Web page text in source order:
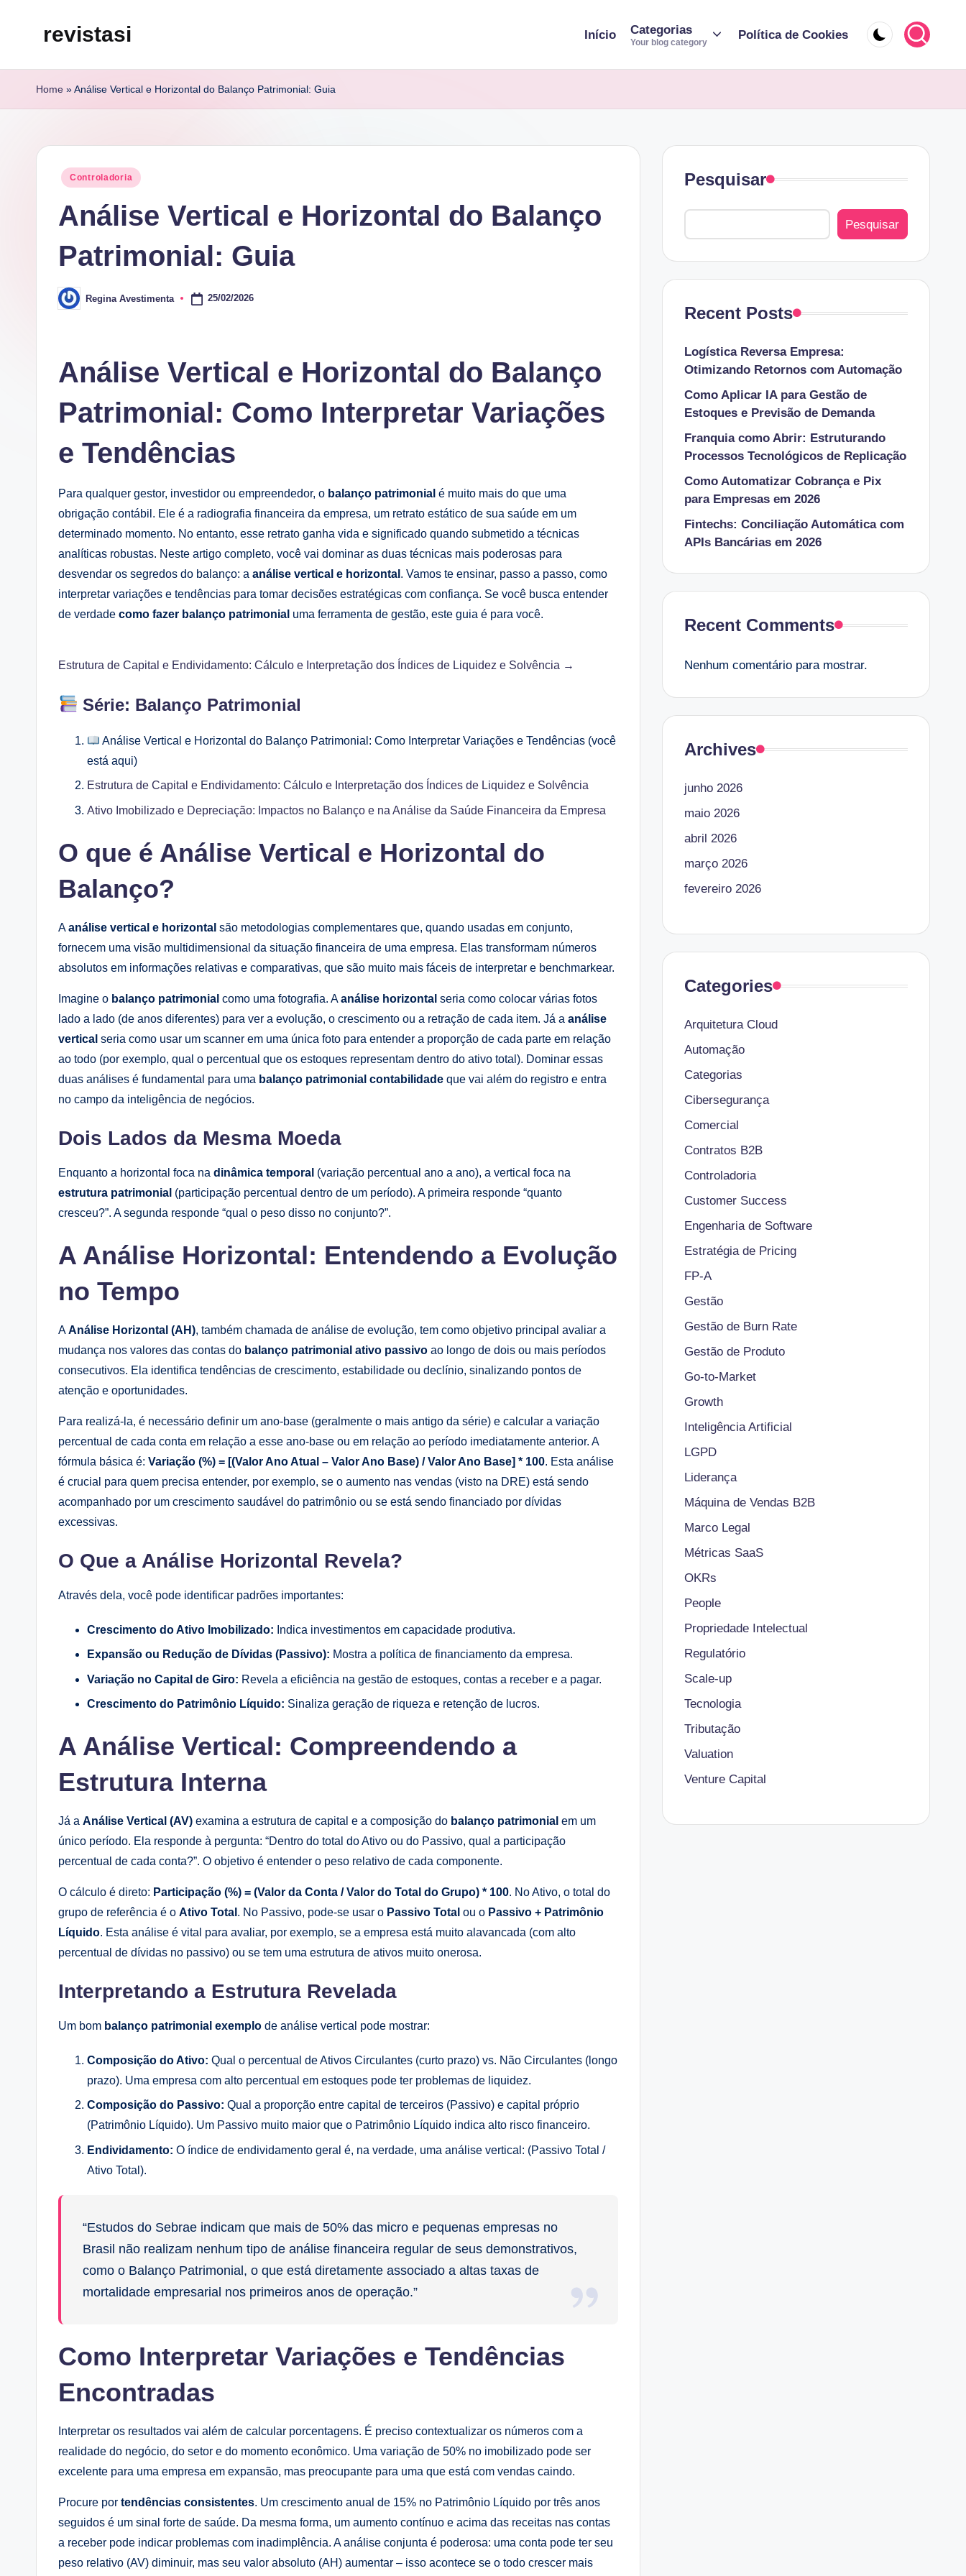
revistasi
mais
atualizado
conteúdo
internet.
Início Categorias
Your blog category
Política de Cookies
Home »Análise Vertical e Horizontal do Balanço Patrimonial: Guia
Posted
Controladoria
Análise Vertical e Horizontal do Balanço
Patrimonial: Guia
Posted
by
Regina Avestimenta 25/02/2026
Análise Vertical e Horizontal do Balanço
Patrimonial: Como Interpretar Variações
e Tendências
Para qualquer gestor, investidor ou empreendedor, o balanço patrimonial é muito mais do que uma
obrigação contábil. Ele é a radiografia financeira da empresa, um retrato estático de sua saúde em um
determinado momento. No entanto, esse retrato ganha vida e significado quando submetido a técnicas
analíticas robustas. Neste artigo completo, você vai dominar as duas técnicas mais poderosas para
desvendar os segredos do balanço: a análise vertical e horizontal . Vamos te ensinar, passo a passo, como
interpretar variações e tendências para tomar decisões estratégicas com confiança. Se você busca entender
de verdade como fazer balanço patrimonial uma ferramenta de gestão, este guia é para você.
Estrutura de Capital e Endividamento: Cálculo e Interpretação dos Índices de Liquidez e Solvência →
Série: Balanço Patrimonial
Análise Vertical e Horizontal do Balanço Patrimonial: Como Interpretar Variações e Tendências (você
está aqui)
Estrutura de Capital e Endividamento: Cálculo e Interpretação dos Índices de Liquidez e Solvência
Ativo Imobilizado e Depreciação: Impactos no Balanço e na Análise da Saúde Financeira da Empresa
O que é Análise Vertical e Horizontal do
Balanço?
Aanálise vertical e horizontal são metodologias complementares que, quando usadas em conjunto,
fornecem uma visão multidimensional da situação financeira de uma empresa. Elas transformam números
absolutos em informações relativas e comparativas, que são muito mais fáceis de interpretar e benchmarkear.
Imagine o balanço patrimonial como uma fotografia. Aanálise horizontal seria como colocar várias fotos
lado a lado (de anos diferentes) para ver a evolução, o crescimento ou a retração de cada item. Já a análise
vertical seria como usar um scanner em uma única foto para entender a proporção de cada parte em relação
ao todo (por exemplo, qual o percentual que os estoques representam dentro do ativo total). Dominar essas
duas análises é fundamental para uma balanço patrimonial contabilidade que vai além do registro e entra
no campo da inteligência de negócios.
Dois Lados da Mesma Moeda
Enquanto a horizontal foca na dinâmica temporal (variação percentual ano a ano), a vertical foca na
estrutura patrimonial (participação percentual dentro de um período). A primeira responde “quanto
cresceu?”. A segunda responde “qual o peso disso no conjunto?”.
A Análise Horizontal: Entendendo a Evolução
no Tempo
AAnálise Horizontal (AH), também chamada de análise de evolução, tem como objetivo principal avaliar a
mudança nos valores das contas do balanço patrimonial ativo passivo ao longo de dois ou mais períodos
consecutivos. Ela identifica tendências de crescimento, estabilidade ou declínio, sinalizando pontos de
atenção e oportunidades.
Para realizá-la, é necessário definir um ano-base (geralmente o mais antigo da série) e calcular a variação
percentual de cada conta em relação a esse ano-base ou em relação ao período imediatamente anterior. A
fórmula básica é: Variação (%) = [(Valor Ano Atual – Valor Ano Base) / Valor Ano Base] * 100. Esta análise
é crucial para quem precisa entender, por exemplo, se o aumento nas vendas (visto na DRE) está sendo
acompanhado por um crescimento saudável do patrimônio ou se está sendo financiado por dívidas
excessivas.
O Que a Análise Horizontal Revela?
Através dela, você pode identificar padrões importantes:
Crescimento do Ativo Imobilizado: Indica investimentos em capacidade produtiva.
Expansão ou Redução de Dívidas (Passivo): Mostra a política de financiamento da empresa.
Variação no Capital de Giro: Revela a eficiência na gestão de estoques, contas a receber e a pagar.
Crescimento do Patrimônio Líquido: Sinaliza geração de riqueza e retenção de lucros.
A Análise Vertical: Compreendendo a
Estrutura Interna
Já a Análise Vertical (AV) examina a estrutura de capital e a composição do balanço patrimonial em um
único período. Ela responde à pergunta: “Dentro do total do Ativo ou do Passivo, qual a participação
percentual de cada conta?”. O objetivo é entender o peso relativo de cada componente.
O cálculo é direto: Participação (%) = (Valor da Conta / Valor do Total do Grupo) * 100. No Ativo, o total do
grupo de referência é o Ativo Total . No Passivo, pode-se usar o Passivo Total ou o Passivo + Patrimônio
Líquido. Esta análise é vital para avaliar, por exemplo, se a empresa está muito alavancada (com alto
percentual de dívidas no passivo) ou se tem uma estrutura de ativos muito onerosa.
Interpretando a Estrutura Revelada
Um bom balanço patrimonial exemplo de análise vertical pode mostrar:
Composição do Ativo: Qual o percentual de Ativos Circulantes (curto prazo) vs. Não Circulantes (longo
prazo). Uma empresa com alto percentual em estoques pode ter problemas de liquidez.
Composição do Passivo: Qual a proporção entre capital de terceiros (Passivo) e capital próprio
(Patrimônio Líquido). Um Passivo muito maior que o Patrimônio Líquido indica alto risco financeiro.
Endividamento: O índice de endividamento geral é, na verdade, uma análise vertical: (Passivo Total /
Ativo Total).
“Estudos do Sebrae indicam que mais de 50% das micro e pequenas empresas no
Brasil não realizam nenhum tipo de análise financeira regular de seus demonstrativos,
como o Balanço Patrimonial, o que está diretamente associado a altas taxas de
mortalidade empresarial nos primeiros anos de operação.”
Como Interpretar Variações e Tendências
Encontradas
Interpretar os resultados vai além de calcular porcentagens. É preciso contextualizar os números com a
realidade do negócio, do setor e do momento econômico. Uma variação de 50% no imobilizado pode ser
excelente para uma empresa em expansão, mas preocupante para uma que está com vendas caindo.
Procure por tendências consistentes. Um crescimento anual de 15% no Patrimônio Líquido por três anos
seguidos é um sinal forte de saúde. Da mesma forma, um aumento contínuo e acima das receitas nas contas
a receber pode indicar problemas com inadimplência. A análise conjunta é poderosa: uma conta pode ter seu
peso relativo (AV) diminuir, mas seu valor absoluto (AH) aumentar – isso acontece se o todo crescer mais
Pesquisar
Pesquisar
Recent Posts
Logística Reversa Empresa:
Otimizando Retornos com Automação
Como Aplicar IA para Gestão de
Estoques e Previsão de Demanda
Franquia como Abrir: Estruturando
Processos Tecnológicos de Replicação
Como Automatizar Cobrança e Pix
para Empresas em 2026
Fintechs: Conciliação Automática com
APIs Bancárias em 2026
Recent Comments
Nenhum comentário para mostrar.
Archives
junho 2026
maio 2026
abril 2026
março 2026
fevereiro 2026
Categories
Arquitetura Cloud
Automação
Categorias
Cibersegurança
Comercial
Contratos B2B
Controladoria
Customer Success
Engenharia de Software
Estratégia de Pricing
FP-A
Gestão
Gestão de Burn Rate
Gestão de Produto
Go-to-Market
Growth
Inteligência Artificial
LGPD
Liderança
Máquina de Vendas B2B
Marco Legal
Métricas SaaS
OKRs
People
Propriedade Intelectual
Regulatório
Scale-up
Tecnologia
Tributação
Valuation
Venture Capital